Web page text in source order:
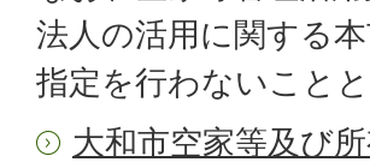
法人の活用に関する
指定を行わないことと
大和市空家等及び